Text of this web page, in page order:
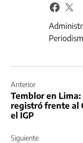
de
entradas
Anterior
Temblor en
registró frente al
el IGP
Siguiente